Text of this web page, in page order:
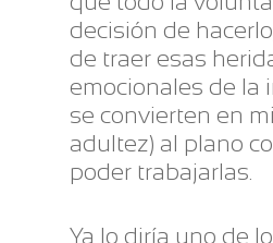
decisión de
de traer esas
emocionales de la
se convierten en
adultez) al plano
poder trabajarlas.
Ya lo diría uno de